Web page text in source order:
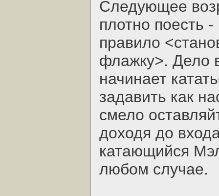
Следующее
плотно поесть
правило
флажку>. Дело
начинает
задавить как
смело
доходя до
катающийся
любом случае.